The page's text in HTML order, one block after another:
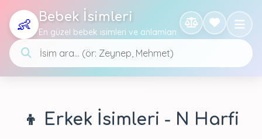
👶 Bebek İsimleri
En güzel bebek isimleri ve anlamları
👦 Erkek İsimleri - N Harfi